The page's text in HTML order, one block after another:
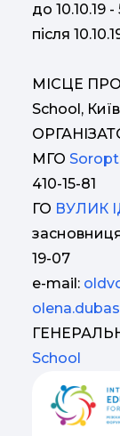
до 10.10.19
після
МІСЦЕ
School,
МГО
410-15-81
ГО ВУЛИК
19-07
e-mail:
School